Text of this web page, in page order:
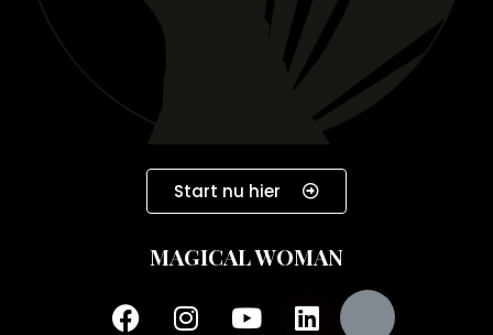
Start nu hier
MAGICAL WOMAN